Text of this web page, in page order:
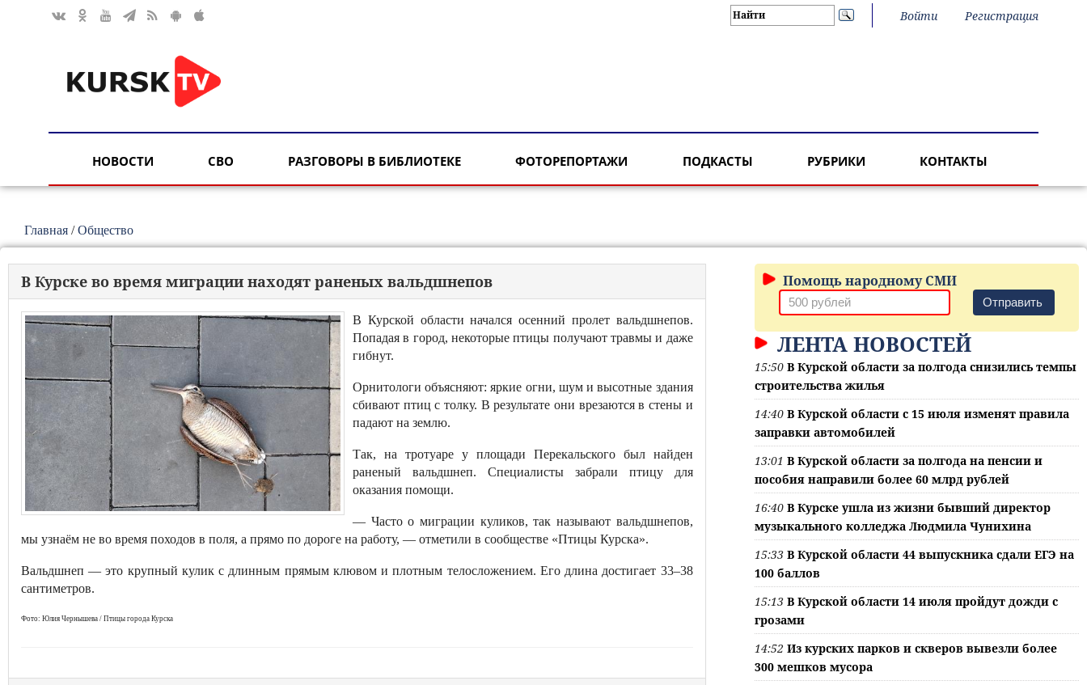
Войти Регистрация
НОВОСТИ СВО РАЗГОВОРЫ В БИБЛИОТЕКЕ ФОТОРЕПОРТАЖИ ПОДКАСТЫ РУБРИКИ КОНТАКТЫ
Главная /Общество
В Курске во время миграции находят раненых вальдшнепов
В Курской области начался осенний пролет вальдшнепов.
Попадая в город, некоторые птицы получают травмы и даже
гибнут.
Орнитологи объясняют: яркие огни, шум и высотные здания
сбивают птиц с толку. В результате они врезаются в стены и
падают на землю.
Так, на тротуаре у площади Перекальского был найден
раненый вальдшнеп. Специалисты забрали птицу для
оказания помощи.
— Часто о миграции куликов, так называют вальдшнепов,
мы узнаём не во время походов в поля, а прямо по дороге на работу, — отметили в сообществе «Птицы Курска».
Вальдшнеп — это крупный кулик с длинным прямым клювом и плотным телосложением. Его длина достигает 33–38
сантиметров.
Фото: Юлия Чернышева / Птицы города Курска
Помощь народному СМИ
Отправить
ЛЕНТА НОВОСТЕЙ
15:50 В Курской области за полгода снизились темпы
строительства жилья
14:40 В Курской области с 15 июля изменят правила
заправки автомобилей
13:01 В Курской области за полгода на пенсии и
пособия направили более 60 млрд рублей
16:40 В Курске ушла из жизни бывший директор
музыкального колледжа Людмила Чунихина
15:33 В Курской области 44 выпускника сдали ЕГЭ на
100 баллов
15:13 В Курской области 14 июля пройдут дожди с
грозами
14:52 Из курских парков и скверов вывезли более
300 мешков мусора